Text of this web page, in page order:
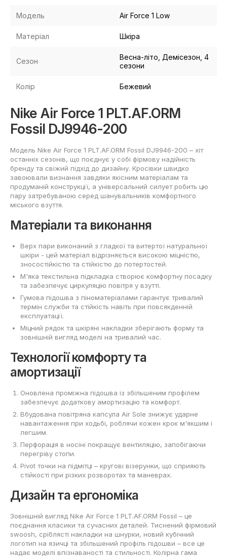
Модель Air Force 1 Low
Матеріал Шкіра
Сезон
Весна-літо, Демісезон, 4
сезони
Колір Бежевий
Nike Air Force 1 PLT.AF.ORM
Fossil DJ9946-200
Модель Nike Air Force 1 PLT.AF.ORM Fossil DJ9946-200 – хіт
останніх сезонів, що поєднує у собі фірмову надійність
бренду та свіжий підхід до дизайну. Кросівки швидко
завоювали визнання завдяки якісним матеріалам та
продуманій конструкції, а універсальний силует робить цю
пару затребуваною серед шанувальників комфортного
міського взуття.
Матеріали та виконання
Верх пари виконаний з гладкої та витертої натуральної
шкіри - цей матеріал відрізняється високою міцністю,
зносостійкістю та стійкістю до потертостей.
М'яка текстильна підкладка створює комфортну посадку
та забезпечує циркуляцію повітря у взутті.
Гумова підошва з піноматеріалами гарантує тривалий
термін служби та стійкість навіть при повсякденній
експлуатації.
Міцний рядок та шкіряні накладки зберігають форму та
зовнішній вигляд моделі на тривалий час.
Технології комфорту та
амортизації
Оновлена проміжна підошва із збільшеним профілем
забезпечує додаткову амортизацію та комфорт.
Вбудована повітряна капсула Air Sole знижує ударне
навантаження при ходьбі, роблячи кожен крок м'якшим і
легшим.
Перфорація в носіні покращує вентиляцію, запобігаючи
перегріву стопи.
Pivot точки на підмітці – кругові візерунки, що сприяють
стійкості при різких розворотах та маневрах.
Дизайн та ергономіка
Зовнішній вигляд Nike Air Force 1 PLT.AF.ORM Fossil – це
поєднання класики та сучасних деталей. Тиснений фірмовий
swoosh, сріблясті накладки на шнурки, новий кубічний
логотип на язичці та збільшений профіль підошви – все це
надає моделі впізнаваності та стильності. Колірна гама